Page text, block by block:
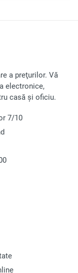
Această
adevărat un
expresiei
de
de
cu mașinile de
de mult
hainele de
de apă
era disponibilă
secolul XIX
a preţurilor. Vă
electronice,
casă și oficiu.
7/10